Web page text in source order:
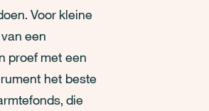
Voor kleine
een
proef met een
het beste
die